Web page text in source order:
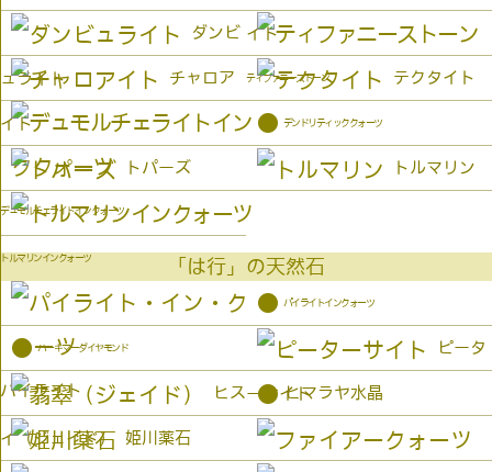
イト
ダンビ
ュライト ティファニーストーン
チャロア
イト
テクタイト
デュモルチェライトインクォーツ
● デンドリティッククォーツ
トパーズ トルマリン
トルマリンインクォーツ 「は行」の天然石
パイライト
● パイライトインクォーツ
● ハーキマーダイヤモンド ピータ
ーサイト
ヒス
イ（ジェイド）
● ヒマラヤ水晶
姫川薬石